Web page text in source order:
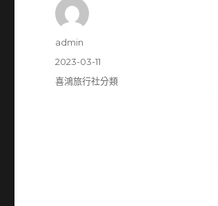
作
admin
發
佈
2023-03-11
分
喜鴻旅行社分類